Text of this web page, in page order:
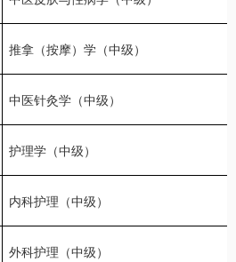
推拿（按摩）学（中级）
中医针灸学（中级）
护理学（中级）
内科护理（中级）
外科护理（中级）